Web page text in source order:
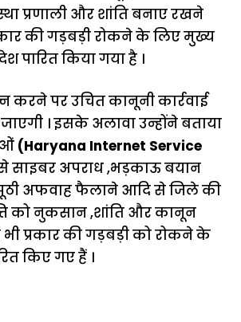
प्रणाली और शांति बनाए रखने
की गड़बड़ी रोकने के लिए मुख्य
पारित किया गया है ।
पर उचित कानूनी कार्रवाई
। इसके अलावा उन्होंने बताया
(Haryana Internet Service
साइबर अपराध ,भड़काऊ बयान
अफवाह फैलाने आदि से जिले की
को नुकसान ,शांति और कानून
भी प्रकार की गड़बड़ी को रोकने के
किए गए हैं ।